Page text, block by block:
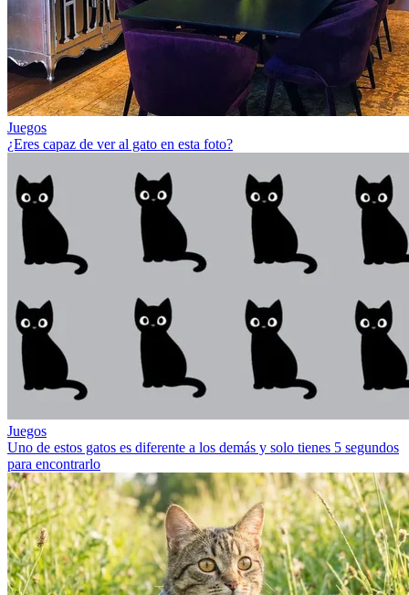
Juegos
¿Eres capaz de ver al gato en esta foto?
Juegos
Uno de estos gatos es diferente a los demás y solo tienes 5 segundos
para encontrarlo